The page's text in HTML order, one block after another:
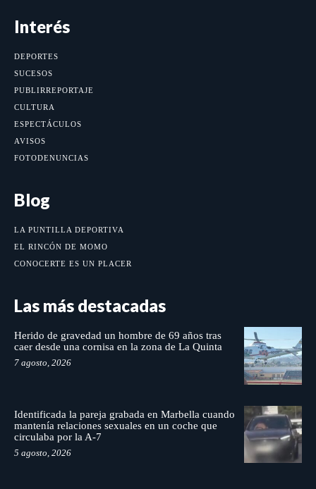
Interés
DEPORTES
SUCESOS
PUBLIRREPORTAJE
CULTURA
ESPECTÁCULOS
AVISOS
FOTODENUNCIAS
Blog
LA PUNTILLA DEPORTIVA
EL RINCÓN DE MOMO
CONOCERTE ES UN PLACER
Las más destacadas
Herido de gravedad un hombre de 69 años tras
caer desde una cornisa en la zona de La Quinta
7 agosto, 2026
Identificada la pareja grabada en Marbella cuando
mantenía relaciones sexuales en un coche que
circulaba por la A-7
5 agosto, 2026